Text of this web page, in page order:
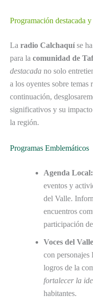
Programación destacada
La radio Calchaquíse
para la comunidad de
destacada no solo
a los oyentes sobre temas
continuación,
significativos y su
la región.
Programas Emblemáticos
Agenda Local:
eventos y
del Valle.
encuentros
participación
Voces del
con personajes
logros de la
fortalecer la
habitantes.